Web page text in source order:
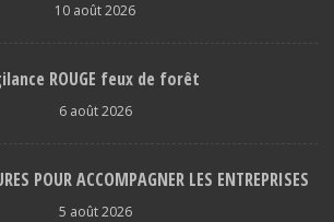
10 août 2026
ROUGE feux de forêt
6 août 2026
POUR ACCOMPAGNER LES ENTREPRISES
5 août 2026